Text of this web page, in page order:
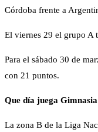
Córdoba frente a
El viernes 29 el grupo A
Para el sábado 30 de
con 21 puntos.
Que día juega
La zona B de la Liga